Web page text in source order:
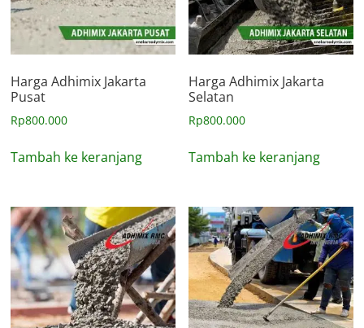
Harga Adhimix Jakarta
Pusat
Rp800.000
Tambah ke keranjang
Harga Adhimix Jakarta
Selatan
Rp800.000
Tambah ke keranjang